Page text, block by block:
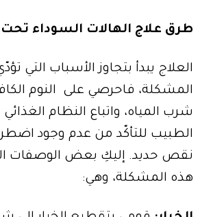
طرق علاج الهالات السوداء تحت
العلاج يبدأ بتجاوز الأسباب التي
المشكلة، فاحرصي على النوم
شرب المياه، واتباع النظام
الطبيب للتأكّد من عدم وجود
نقص حديد. إليكِ بعض الوصفات
هذه المشكلة، وهي: